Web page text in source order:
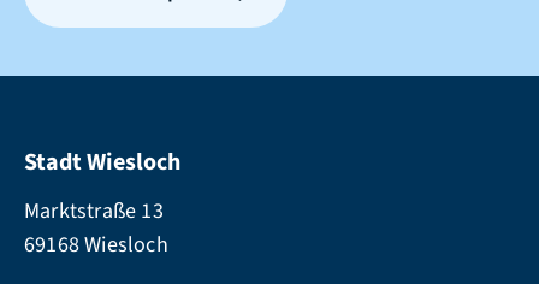
Stadt Wiesloch
Marktstraße 13
69168 Wiesloch